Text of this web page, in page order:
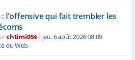
: l'offensive qui fait trembler les
chtimi054« jeu. 6 août 2026 08:09
du Web